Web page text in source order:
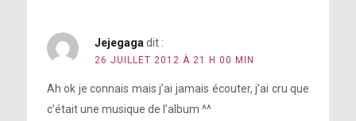
Jejegaga dit :
26 JUILLET 2012 À 21 H 00 MIN
Ah ok je connais mais j’ai jamais écouter, j’ai cru que
c’était une musique de l’album ^^